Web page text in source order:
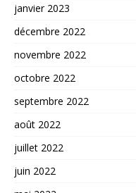
janvier 2023
décembre 2022
novembre 2022
octobre 2022
septembre 2022
août 2022
juillet 2022
juin 2022